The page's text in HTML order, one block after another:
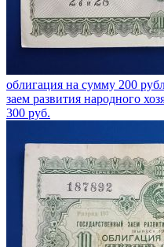
облигация на сумму 200
заем развития народного
300 руб.